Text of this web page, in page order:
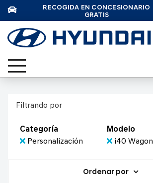
RECOGIDA EN CONCESIONARIO
GRATIS
Filtrando por
Categoría
Personalización
Modelo
i40 Wagon
Ordenar por